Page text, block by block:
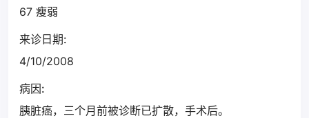
67 瘦弱
来诊日期:
4/10/2008
病因:
胰脏癌，三个月前被诊断已扩散，手术后。